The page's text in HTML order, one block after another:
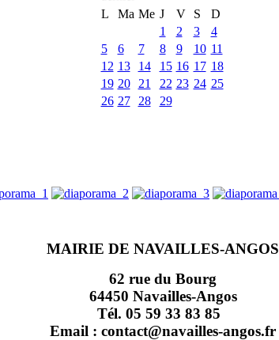
L
Ma Me J V S
D
1
2 3
4
5
6 7 8 9 10 11
12 13 14 15 16 17 18
19 20 21 22 23 24 25
26 27 28 29
MAIRIE DE NAVAILLES-ANGOS
62 rue du Bourg
64450 Navailles-Angos
Tél. 05 59 33 83 85
Email : contact@navailles-angos.fr